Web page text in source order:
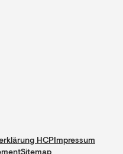
HCPImpressum